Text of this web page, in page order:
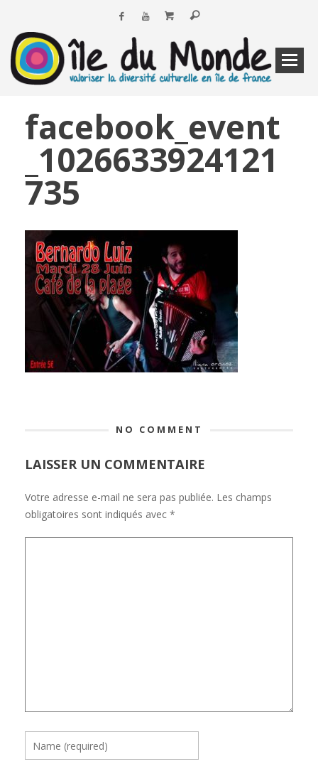
facebook_event
_1026633924121
735
NO COMMENT
LAISSER UN COMMENTAIRE
Votre adresse e-mail ne sera pas publiée. Les champs
obligatoires sont indiqués avec *